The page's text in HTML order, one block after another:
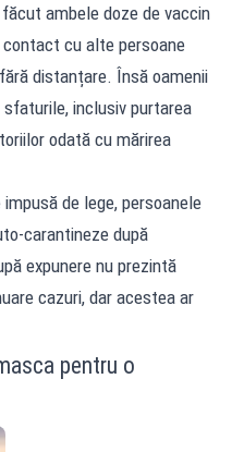
ambele doze de vaccin
cu alte persoane
distanțare. Însă oamenii
inclusiv purtarea
odată cu mărirea
de lege, persoanele
carantineze după
expunere nu prezintă
cazuri, dar acestea ar
pentru o